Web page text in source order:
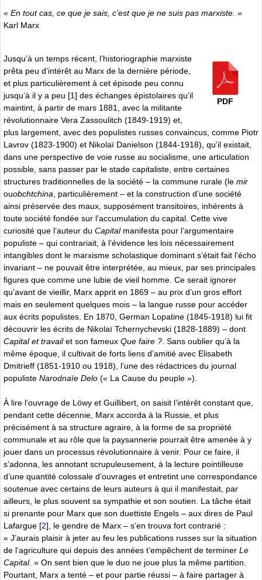
« En tout cas, ce que je sais, c’est que je ne suis pas marxiste. »
Karl Marx
PDF
Jusqu’à un temps récent, l’historiographie marxiste
prêta peu d’intérêt au Marx de la dernière période,
et plus particulièrement à cet épisode peu connu
jusqu’à il y a peu [1] des échanges épistolaires qu’il
maintint, à partir de mars 1881, avec la militante
révolutionnaire Vera Zassoulitch (1849-1919) et,
plus largement, avec des populistes russes convaincus, comme Piotr
Lavrov (1823-1900) et Nikolaï Danielson (1844-1918), qu’il existait,
dans une perspective de voie russe au socialisme, une articulation
possible, sans passer par le stade capitaliste, entre certaines
structures traditionnelles de la société – la commune rurale (le mir
ouobchtchina , particulièrement – et la construction d’une société
ainsi préservée des maux, supposément transitoires, inhérents à
toute société fondée sur l’accumulation du capital. Cette vive
curiosité que l’auteur du Capitalmanifesta pour l’argumentaire
populiste – qui contrariait, à l’évidence les lois nécessairement
intangibles dont le marxisme scholastique dominant s’était fait l’écho
invariant – ne pouvait être interprétée, au mieux, par ses principales
figures que comme une lubie de vieil homme. Ce serait ignorer
qu’avant de vieillir, Marx apprit en 1869 – au prix d’un gros effort
mais en seulement quelques mois – la langue russe pour accéder
aux écrits populistes. En 1870, German Lopatine (1845-1918) lui fit
découvrir les écrits de Nikolaï Tchernychevski (1828-1889) – dont
Capital et travailet son fameux Que faire ? . Sans oublier qu’à la
même époque, il cultivait de forts liens d’amitié avec Elisabeth
Dmitrieff (1851-1910 ou 1918), l’une des rédactrices du journal
populiste Narodnaïe Delo (« La Cause du peuple »).
À lire l’ouvrage de Löwy et Guillibert, on saisit l’intérêt constant que,
pendant cette décennie, Marx accorda à la Russie, et plus
précisément à sa structure agraire, à la forme de sa propriété
communale et au rôle que la paysannerie pourrait être amenée à y
jouer dans un processus révolutionnaire à venir. Pour ce faire, il
s’adonna, les annotant scrupuleusement, à la lecture pointilleuse
d’une quantité colossale d’ouvrages et entretint une correspondance
soutenue avec certains de leurs auteurs à qui il manifestait, par
ailleurs, le plus souvent sa sympathie et son soutien. La tâche était
si prenante pour Marx que son duettiste Engels – aux dires de Paul
Lafargue [2] , le gendre de Marx – s’en trouva fort contrarié :
« J’aurais plaisir à jeter au feu les publications russes sur la situation
de l’agriculture qui depuis des années t’empêchent de terminer Le
Capital. » On sent bien que le duo ne joue plus la même partition.
Pourtant, Marx a tenté – et pour partie réussi – à faire partager à